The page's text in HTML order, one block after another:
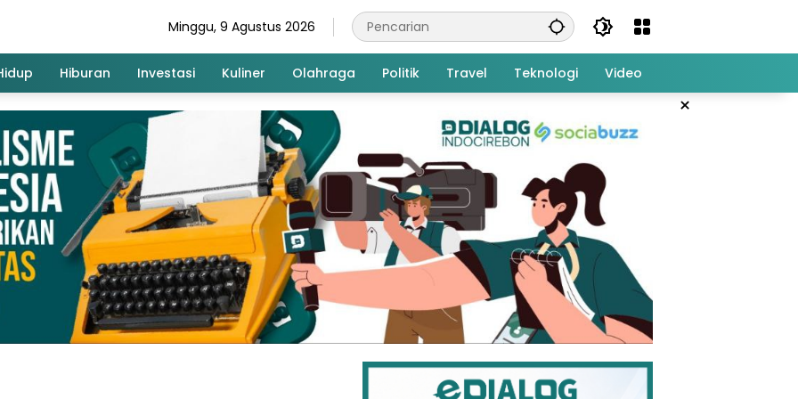
Minggu, 9 Agustus 2026
Hiburan Investasi Kuliner Olahraga Politik Travel Teknologi Video
×